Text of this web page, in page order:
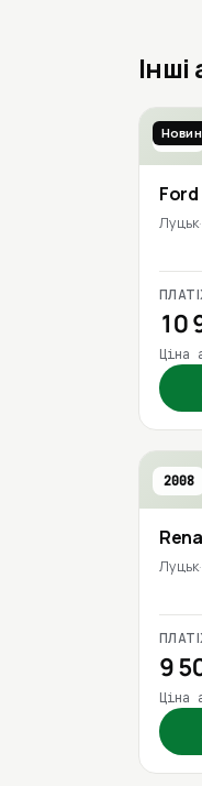
2016
Ford
Луцьк
10
Ціна
2008
Луцьк
9
Ціна